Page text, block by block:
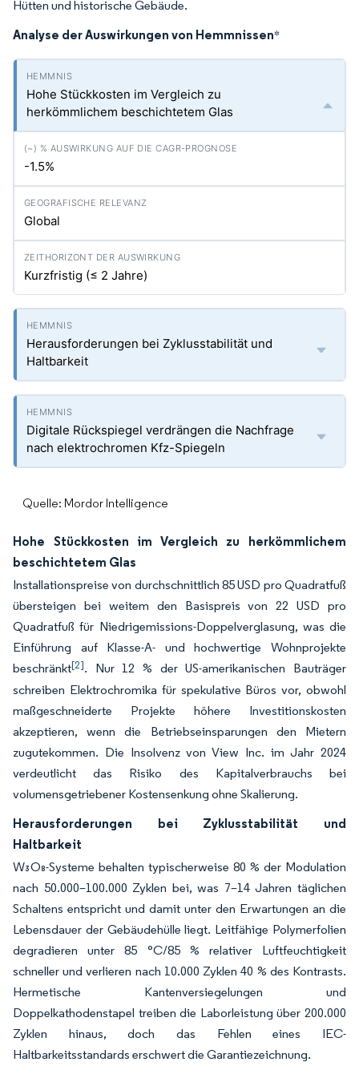
Hütten und historische Gebäude.
Analyse der Auswirkungen von Hemmnissen*
Hohe Stückkosten im Vergleich zu
herkömmlichem beschichtetem Glas
-1.5%
Global
Kurzfristig (≤ 2 Jahre)
Herausforderungen bei Zyklusstabilität und
Haltbarkeit
Digitale Rückspiegel verdrängen die Nachfrage
nach elektrochromen Kfz-Spiegeln
Quelle: Mordor Intelligence
Hohe Stückkosten im Vergleich zu herkömmlichem
beschichtetem Glas
Installationspreise von durchschnittlich 85 USD pro Quadratfuß
übersteigen bei weitem den Basispreis von 22 USD pro
Quadratfuß für Niedrigemissions-Doppelverglasung, was die
Einführung auf Klasse-A- und hochwertige Wohnprojekte
beschränkt[2]. Nur 12 % der US-amerikanischen Bauträger
schreiben Elektrochromika für spekulative Büros vor, obwohl
maßgeschneiderte Projekte höhere Investitionskosten
akzeptieren, wenn die Betriebseinsparungen den Mietern
zugutekommen. Die Insolvenz von View Inc. im Jahr 2024
verdeutlicht das Risiko des Kapitalverbrauchs bei
volumensgetriebener Kostensenkung ohne Skalierung.
Herausforderungen bei Zyklusstabilität und
Haltbarkeit
W₃O₈-Systeme behalten typischerweise 80 % der Modulation
nach 50.000–100.000 Zyklen bei, was 7–14 Jahren täglichen
Schaltens entspricht und damit unter den Erwartungen an die
Lebensdauer der Gebäudehülle liegt. Leitfähige Polymerfolien
degradieren unter 85 °C/85 % relativer Luftfeuchtigkeit
schneller und verlieren nach 10.000 Zyklen 40 % des Kontrasts.
Hermetische Kantenversiegelungen und
Doppelkathodenstapel treiben die Laborleistung über 200.000
Zyklen hinaus, doch das Fehlen eines IEC-
Haltbarkeitsstandards erschwert die Garantiezeichnung.